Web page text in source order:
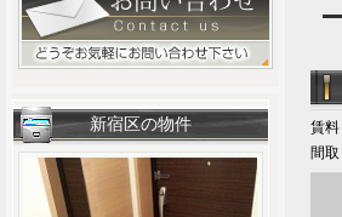
新宿区の物件